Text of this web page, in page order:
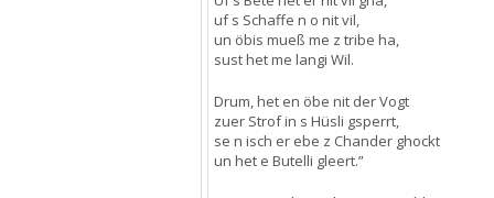
uf s Schaffe n o nit vil,
un öbis mueß me z tribe ha,
sust het me langi Wil.
Drum, het en öbe nit der Vogt
zuer Strof in s Hüsli gsperrt,
se n isch er ebe z Chander ghockt
un het e Butelli gleert.”